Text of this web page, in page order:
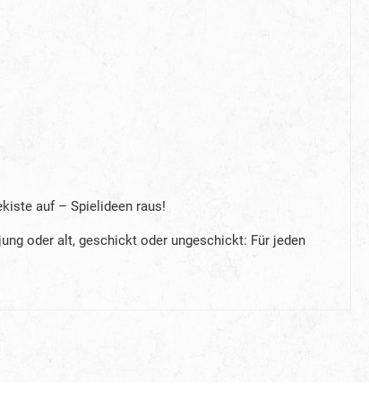
auf – Spielideen raus!
oder alt, geschickt oder ungeschickt: Für jeden